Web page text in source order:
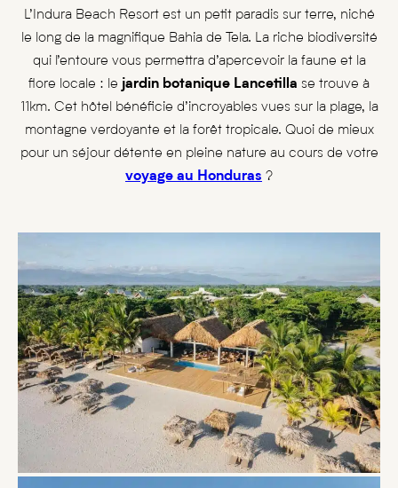
L’Indura Beach Resort est un petit paradis sur terre, niché
le long de la magnifique Bahia de Tela. La riche biodiversité
qui l’entoure vous permettra d’apercevoir la faune et la
flore locale : le jardin botanique Lancetilla se trouve à
11km. Cet hôtel bénéficie d’incroyables vues sur la plage, la
montagne verdoyante et la forêt tropicale. Quoi de mieux
pour un séjour détente en pleine nature au cours de votre
voyage au Honduras ?